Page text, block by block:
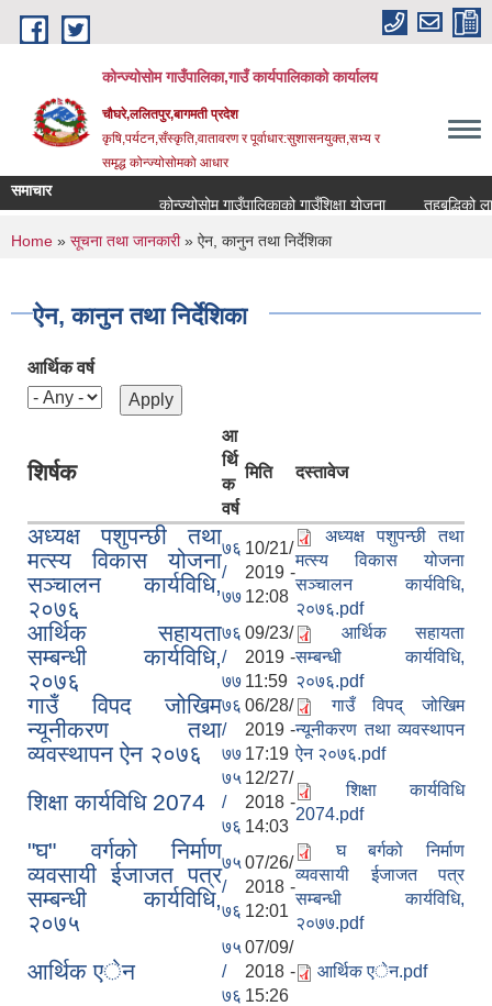
Skip to main content
कोन्ज्योसोम गाउँपालिका,गाउँ कार्यपालिकाको कार्यालय
चौघरे,ललितपुर,बागमती प्रदेश
कृषि,पर्यटन,सँस्कृति,वातावरण र पूर्वाधार:सुशासनयुक्त,सभ्य र
समृद्ध कोन्ज्योसोमको आधार
समाचार
कोन्ज्योसोम गाउँपालिकाको गाउँशिक्षा योजना
तहबृद्धिको
You are here
Home » सूचना तथा जानकारी» ऐन, कानुन तथा निर्देशिका
ऐन, कानुन तथा निर्देशिका
आर्थिक वर्ष
शिर्षक
आ
र्थि
क
वर्ष
मिति दस्तावेज
अध्यक्ष पशुपन्छी तथा
मत्स्य विकास योजना
सञ्चालन कार्यविधि,
२०७६
७६
/
७७
10/21/
2019 -
12:08
अध्यक्ष पशुपन्छी तथा
मत्स्य विकास योजना
सञ्चालन कार्यविधि,
२०७६.pdf
आर्थिक सहायता
सम्बन्धी कार्यविधि,
२०७६
७६
/
७७
09/23/
2019 -
11:59
आर्थिक सहायता
सम्बन्धी कार्यविधि,
२०७६.pdf
गाउँ विपद जोखिम
न्यूनीकरण तथा
व्यवस्थापन ऐन २०७६
७६
/
७७
06/28/
2019 -
17:19
गाउँ विपद् जोखिम
न्यूनीकरण तथा व्यवस्थापन
ऐन २०७६.pdf
शिक्षा कार्यविधि 2074
७५
/
७६
12/27/
2018 -
14:03
शिक्षा कार्यविधि
2074.pdf
"घ" वर्गको निर्माण
व्यवसायी ईजाजत पत्र
सम्बन्धी कार्यविधि,
२०७५
७५
/
७६
07/26/
2018 -
12:01
घ बर्गको निर्माण
व्यवसायी ईजाजत पत्र
सम्बन्धी कार्यविधि,
२०७७.pdf
आर्थिक एेन
७५
/
७६
07/09/
2018 -
15:26
आर्थिक एेन.pdf